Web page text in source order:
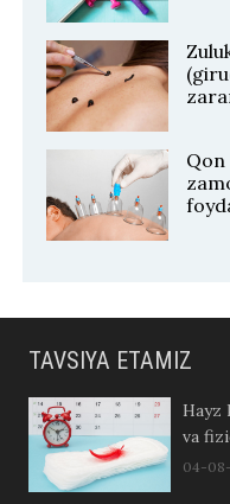
TAVSIYA ETAMIZ
Hayz
va
04-